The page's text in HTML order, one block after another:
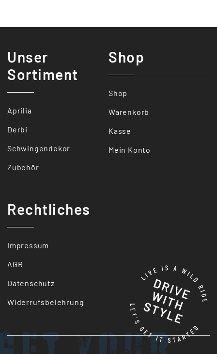
Unser
Sortiment
Aprilia
Derbi
Schwingendekor
Zubehör
Shop
Shop
Warenkorb
Kasse
Mein Konto
Rechtliches
Impressum
AGB
Datenschutz
Widerrufsbelehrung